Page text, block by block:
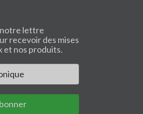
lettre
recevoir des mises
et nos produits.